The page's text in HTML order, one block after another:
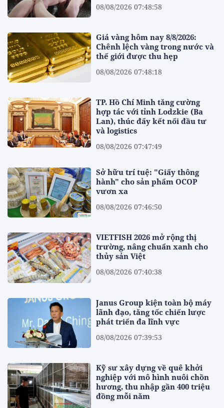
08/08/2026 07:48:58
Giá vàng hôm nay 8/8/2026:
Chênh lệch vàng trong nước và
thế giới được thu hẹp
08/08/2026 07:48:18
TP. Hồ Chí Minh tăng cường
hợp tác với tỉnh Lodzkie (Ba
Lan), thúc đẩy kết nối đầu tư
và logistics
08/08/2026 07:47:49
Sở hữu trí tuệ: "Giấy thông
hành" cho sản phẩm OCOP
vươn xa
08/08/2026 07:46:50
VIETFISH 2026 mở rộng thị
trường, nâng chuẩn xanh cho
thủy sản Việt
08/08/2026 07:40:38
Janus Group kiện toàn bộ máy
lãnh đạo, tăng tốc chiến lược
phát triển đa lĩnh vực
08/08/2026 07:39:53
Kỹ sư xây dựng về quê khởi
nghiệp với mô hình nuôi chồn
hương, thu nhập gần 400 triệu
đồng mỗi năm